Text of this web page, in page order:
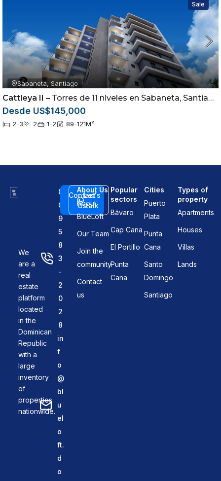
Sale
Sabaneta, Santiago
Cattleya II – Torres de 11 niveles en Sabaneta, Santiago
Desde US$145,000
2-3 2 1-2 89-121M²
We
are a
real
estate
platform
located
in the
Dominican
Republic
with a
large
inventory
of
properties
nationwide.
8
0
9
5
8
3
-
2
0
2
8
in
f
o
@
bl
u
el
o
ft.
d
o
Contact
us
Let's
talk
About Us
About
BlueLoft
Our Team
Join the
community
Contact
us
Popular
sectors
Bávaro
Cap Cana
El Portillo
Punta
Cana
Cities
Puerto
Plata
Punta
Cana
Santo
Domingo
Santiago
Types of
property
Apartments
Houses
Villas
Lands